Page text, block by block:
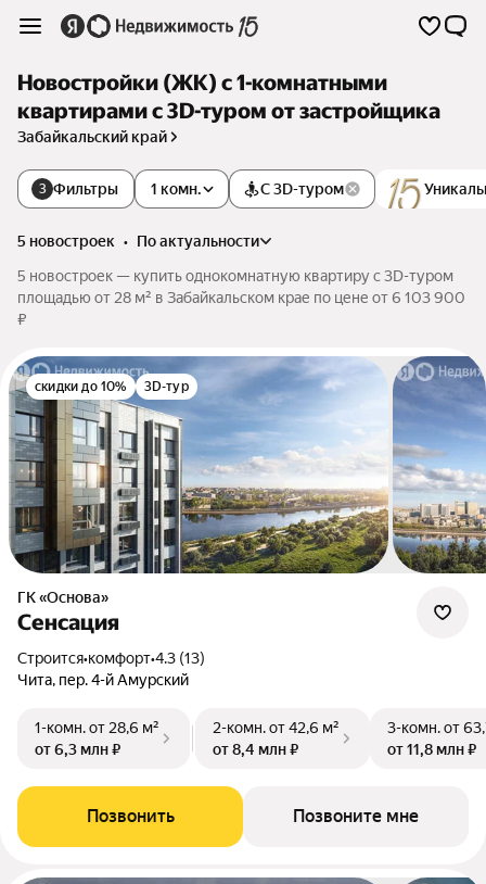
Новостройки (ЖК) с 1-комнатными
квартирами c 3D-туром от застройщика
Забайкальский край
3 Фильтры 1 комн. С 3D-туром
5 новостроек •
по актуальности
5 новостроек — купить однокомнатную квартиру c 3D-туром
площадью от 28 м² в Забайкальском крае по цене от 6 103 900
₽
скидки до 10% 3D-тур
ГК «Основа»
Сенсация
Строится•комфорт•4.3 (13)
Чита, пер. 4-й Амурский
1-комн.от 28,6 м²
от 6,3 млн ₽
2-комн.от 42,6 м²
от 8,4 млн ₽
3-комн.от
от 11,8 млн ₽
Позвонить Позвоните мне